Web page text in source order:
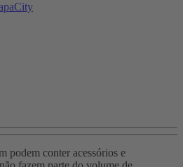
podem conter acessórios e